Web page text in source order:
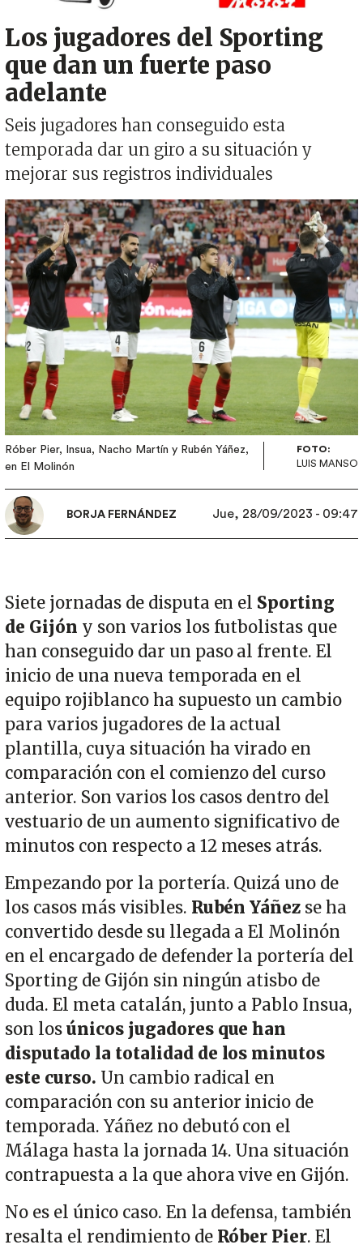
Los jugadores del Sporting
que dan un fuerte paso
adelante
Seis jugadores han conseguido esta
temporada dar un giro a su situación y
mejorar sus registros individuales
Imagen
Róber Pier, Insua, Nacho Martín y Rubén Yáñez,
en El Molinón
FOTO:
LUIS MANSO
BORJA FERNÁNDEZ Jue, 28/09/2023 - 09:47
Siete jornadas de disputa en el Sporting
de Gijón y son varios los futbolistas que
han conseguido dar un paso al frente. El
inicio de una nueva temporada en el
equipo rojiblanco ha supuesto un cambio
para varios jugadores de la actual
plantilla, cuya situación ha virado en
comparación con el comienzo del curso
anterior. Son varios los casos dentro del
vestuario de un aumento significativo de
minutos con respecto a 12 meses atrás.
Empezando por la portería. Quizá uno de
los casos más visibles. Rubén Yáñez se ha
convertido desde su llegada a El Molinón
en el encargado de defender la portería del
Sporting de Gijón sin ningún atisbo de
duda. El meta catalán, junto a Pablo Insua,
son losúnicos jugadores que han
disputado la totalidad de los minutos
este curso. Un cambio radical en
comparación con su anterior inicio de
temporada. Yáñez no debutó con el
Málaga hasta la jornada 14. Una situación
contrapuesta a la que ahora vive en Gijón.
No es el único caso. En la defensa, también
resalta el rendimiento de Róber Pier. El